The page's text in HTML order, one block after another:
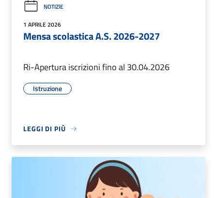
NOTIZIE
1 APRILE 2026
Mensa scolastica A.S. 2026-2027
Ri-Apertura iscrizioni fino al 30.04.2026
Istruzione
LEGGI DI PIÙ